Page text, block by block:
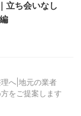
立ち会いなし
へ|地元の業者
をご提案します